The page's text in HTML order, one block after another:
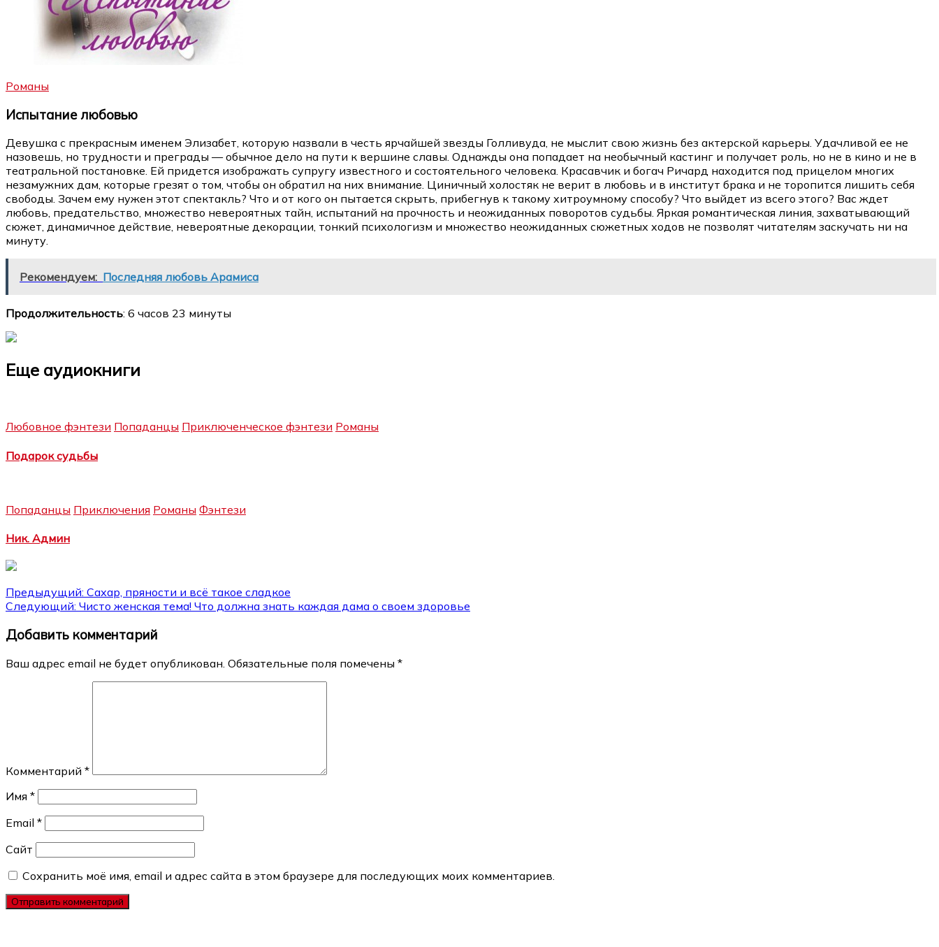
Романы
Испытание любовью
Девушка с прекрасным именем Элизабет, которую назвали в честь ярчайшей звезды Голливуда, не мыслит свою жизнь без актерской карьеры. Удачливой ее не
назовешь, но трудности и преграды — обычное дело на пути к вершине славы. Однажды она попадает на необычный кастинг и получает роль, но не в кино и не в
театральной постановке. Ей придется изображать супругу известного и состоятельного человека. Красавчик и богач Ричард находится под прицелом многих
незамужних дам, которые грезят о том, чтобы он обратил на них внимание. Циничный холостяк не верит в любовь и в институт брака и не торопится лишить себя
свободы. Зачем ему нужен этот спектакль? Что и от кого он пытается скрыть, прибегнув к такому хитроумному способу? Что выйдет из всего этого? Вас ждет
любовь, предательство, множество невероятных тайн, испытаний на прочность и неожиданных поворотов судьбы. Яркая романтическая линия, захватывающий
сюжет, динамичное действие, невероятные декорации, тонкий психологизм и множество неожиданных сюжетных ходов не позволят читателям заскучать ни на
минуту.
Рекомендуем: Последняя любовь Арамиса
Продолжительность: 6 часов 23 минуты
Еще аудиокниги
Любовное фэнтези Попаданцы Приключенческое фэнтези Романы
Подарок судьбы
Попаданцы Приключения Романы Фэнтези
Ник. Админ
Навигация
по
записям
Предыдущий: Сахар, пряности и всё такое сладкое
Следующий: Чисто женская тема! Что должна знать каждая дама о своем здоровье
Добавить комментарий
Ваш адрес email не будет опубликован. Обязательные поля помечены *
Комментарий *
Имя *
Email *
Сайт
Сохранить моё имя, email и адрес сайта в этом браузере для последующих моих комментариев.